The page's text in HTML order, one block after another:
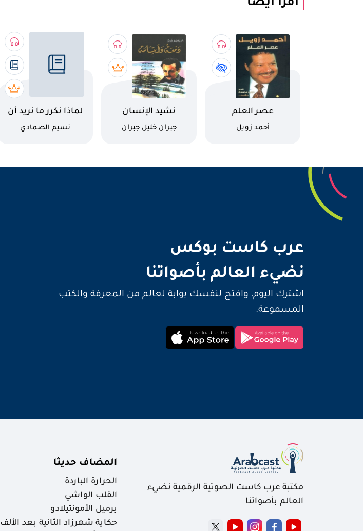
اقرأ أيضًا
اسم الكتاب
عصر العلم
كاتب
أحمد زويل
اسم الكتاب
نشيد الإنسان
كاتب
جبران خليل جبران
اسم الكتاب
لماذا نكرر ما نريد أن
نغير؟كاتب
نسيم الصمادي
عرب كاست بوكس
نضيء العالم بأصواتنا
اشترك اليوم، وافتح لنفسك بوابة لعالم من المعرفة والكتب
المسموعة.
مكتبة عرب كاست الصوتية الرقمية نضيء
العالم بأصواتنا
المضاف حديثا
الحرارة الباردة
القلب الواشي
برميل الأمونتيلادو
حكاية شهرزاد الثانية بعد الألف